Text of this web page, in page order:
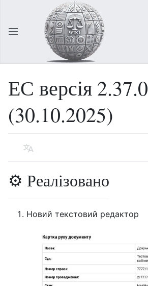
Відкрити головне меню
ЕС версія 2.37.0
(30.10.2025)
Мова
⚙️ Реалізовано
Новий текстовий редактор